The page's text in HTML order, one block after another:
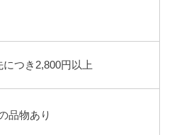
つき2,800円以上
品物あり